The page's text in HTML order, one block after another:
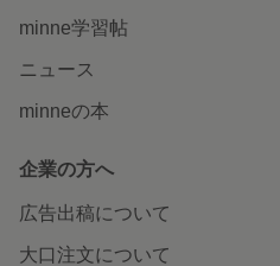
minne学習帖
ニュース
minneの本
企業の方へ
広告出稿について
大口注文について